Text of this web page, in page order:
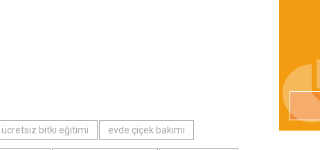
ücretsiz bitki eğitimi evde çiçek bakımı